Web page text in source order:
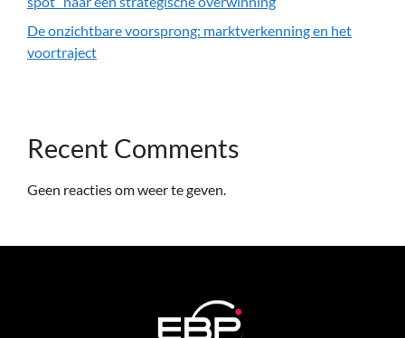
De onzichtbare voorsprong: marktverkenning en het
voortraject
Recent Comments
Geen reacties om weer te geven.